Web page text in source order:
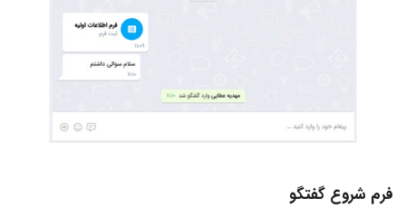
فرم شروع گفتگو